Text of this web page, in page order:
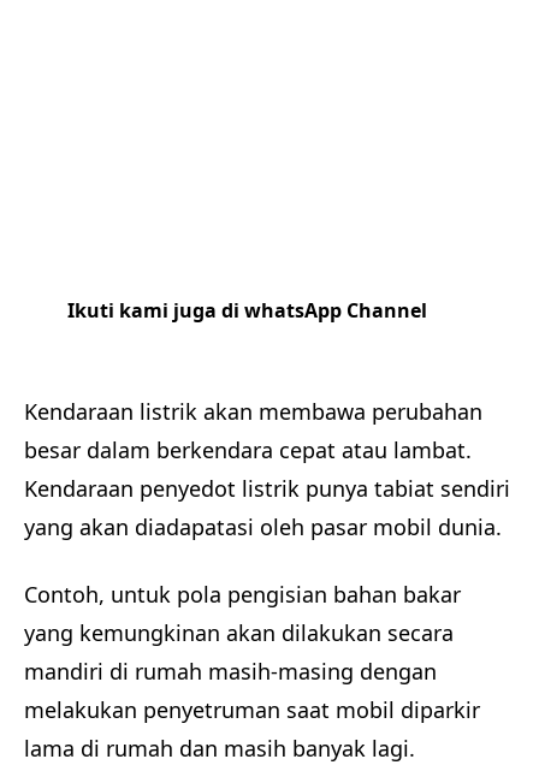
Ikuti kami juga di whatsApp Channel
Kendaraan listrik akan membawa perubahan
besar dalam berkendara cepat atau lambat.
Kendaraan penyedot listrik punya tabiat sendiri
yang akan diadapatasi oleh pasar mobil dunia.
Contoh, untuk pola pengisian bahan bakar
yang kemungkinan akan dilakukan secara
mandiri di rumah masih-masing dengan
melakukan penyetruman saat mobil diparkir
lama di rumah dan masih banyak lagi.